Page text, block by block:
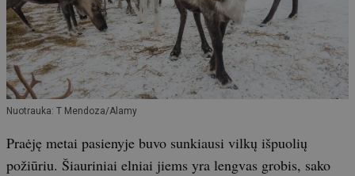
Nuotrauka: T Mendoza/Alamy
Praėję metai pasienyje buvo sunkiausi vilkų išpuolių
požiūriu. Šiauriniai elniai jiems yra lengvas grobis, sako